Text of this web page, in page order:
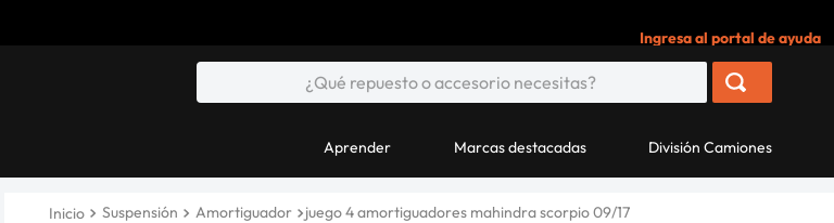
Ingresa al portal de ayuda
Aprender Marcas destacadas División Camiones
Suspensión Amortiguador juego 4 amortiguadores mahindra scorpio 09/17